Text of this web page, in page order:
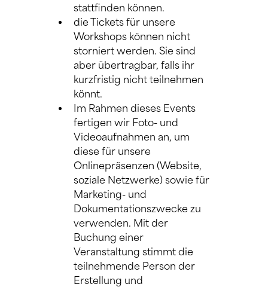
stattfinden können.
die Tickets für unsere
Workshops können nicht
storniert werden. Sie sind
aber übertragbar, falls ihr
kurzfristig nicht teilnehmen
könnt.
Im Rahmen dieses Events
fertigen wir Foto- und
Videoaufnahmen an, um
diese für unsere
Onlinepräsenzen (Website,
soziale Netzwerke) sowie für
Marketing- und
Dokumentationszwecke zu
verwenden. Mit der
Buchung einer
Veranstaltung stimmt die
teilnehmende Person der
Erstellung und